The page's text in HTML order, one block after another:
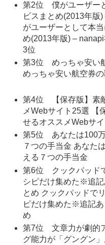
第2位 僕がユーザー
ビスまとめ(2013年版
がユーザーとして本
め(2013年版) –
3位
第3位 めっちゃ安い
めっちゃ安い航空券
第4位 【保存版】素
メWebサイト25選 【
せるオススメWebサ
第5位 あなたは100
７つの手当金 あなた
える７つの手当金
第6位 クックパッド
シピだけ集めた※追記
とめ クックパッドで
ピだけ集めた※追記
め
第7位 文章力が劇的
グ能力が「グングン